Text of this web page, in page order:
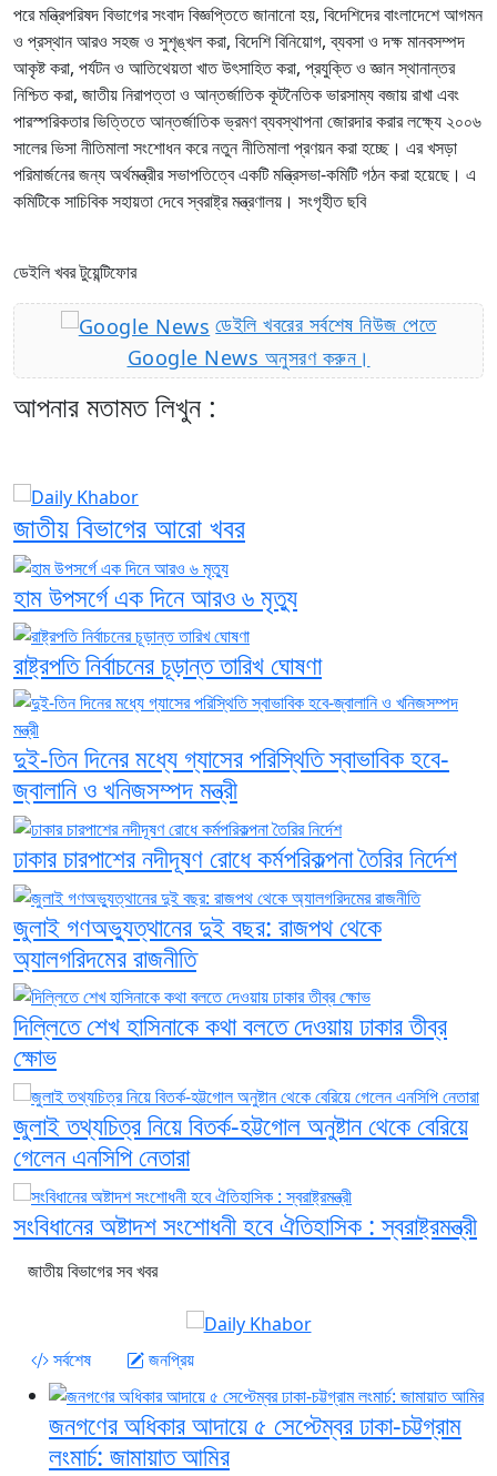
পরে মন্ত্রিপরিষদ বিভাগের সংবাদ বিজ্ঞপ্তিতে জানানো হয়, বিদেশিদের বাংলাদেশে আগমন
ও প্রস্থান আরও সহজ ও সুশৃঙ্খল করা, বিদেশি বিনিয়োগ, ব্যবসা ও দক্ষ মানবসম্পদ
আকৃষ্ট করা, পর্যটন ও আতিথেয়তা খাত উৎসাহিত করা, প্রযুক্তি ও জ্ঞান স্থানান্তর
নিশ্চিত করা, জাতীয় নিরাপত্তা ও আন্তর্জাতিক কূটনৈতিক ভারসাম্য বজায় রাখা এবং
পারস্পরিকতার ভিত্তিতে আন্তর্জাতিক ভ্রমণ ব্যবস্থাপনা জোরদার করার লক্ষ্যে ২০০৬
সালের ভিসা নীতিমালা সংশোধন করে নতুন নীতিমালা প্রণয়ন করা হচ্ছে। এর খসড়া
পরিমার্জনের জন্য অর্থমন্ত্রীর সভাপতিত্বে একটি মন্ত্রিসভা-কমিটি গঠন করা হয়েছে। এ
কমিটিকে সাচিবিক সহায়তা দেবে স্বরাষ্ট্র মন্ত্রণালয়। সংগৃহীত ছবি
ডেইলি খবর টুয়েন্টিফোর
ডেইলি খবরের সর্বশেষ নিউজ পেতে
Google News অনুসরণ করুন।
আপনার মতামত লিখুন :
জাতীয় বিভাগের আরো খবর
হাম উপসর্গে এক দিনে আরও ৬ মৃত্যু
রাষ্ট্রপতি নির্বাচনের চূড়ান্ত তারিখ ঘোষণা
দুই-তিন দিনের মধ্যে গ্যাসের পরিস্থিতি স্বাভাবিক হবে-
জ্বালানি ও খনিজসম্পদ মন্ত্রী
ঢাকার চারপাশের নদীদূষণ রোধে কর্মপরিকল্পনা তৈরির নির্দেশ
জুলাই গণঅভ্যুত্থানের দুই বছর: রাজপথ থেকে
অ্যালগরিদমের রাজনীতি
দিল্লিতে শেখ হাসিনাকে কথা বলতে দেওয়ায় ঢাকার তীব্র
ক্ষোভ
জুলাই তথ্যচিত্র নিয়ে বিতর্ক-হট্টগোল অনুষ্টান থেকে বেরিয়ে
গেলেন এনসিপি নেতারা
সংবিধানের অষ্টাদশ সংশোধনী হবে ঐতিহাসিক : স্বরাষ্ট্রমন্ত্রী
জাতীয় বিভাগের সব খবর
সর্বশেষ জনপ্রিয়
জনগণের অধিকার আদায়ে ৫ সেপ্টেম্বর ঢাকা-চট্টগ্রাম
লংমার্চ: জামায়াত আমির